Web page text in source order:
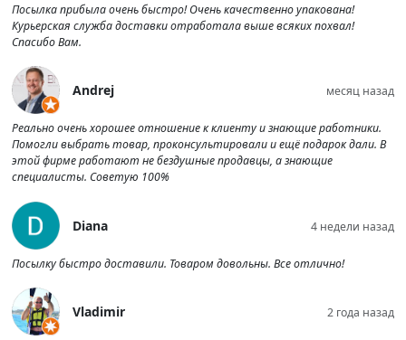
Посылка прибыла очень быстро! Очень качественно упакована!
Курьерская служба доставки отработала выше всяких похвал!
Спасибо Вам.
Andrej месяц назад
Реально очень хорошее отношение к клиенту и знающие работники.
Помогли выбрать товар, проконсультировали и ещё подарок дали. В
этой фирме работают не бездушные продавцы, а знающие
специалисты. Советую 100%
Diana 4 недели назад
Посылку быстро доставили. Товаром довольны. Все отлично!
Vladimir 2 года назад